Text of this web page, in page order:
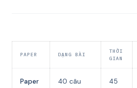
PAPER DẠNG BÀI
THỜI
GIAN
Paper
40 câu
45